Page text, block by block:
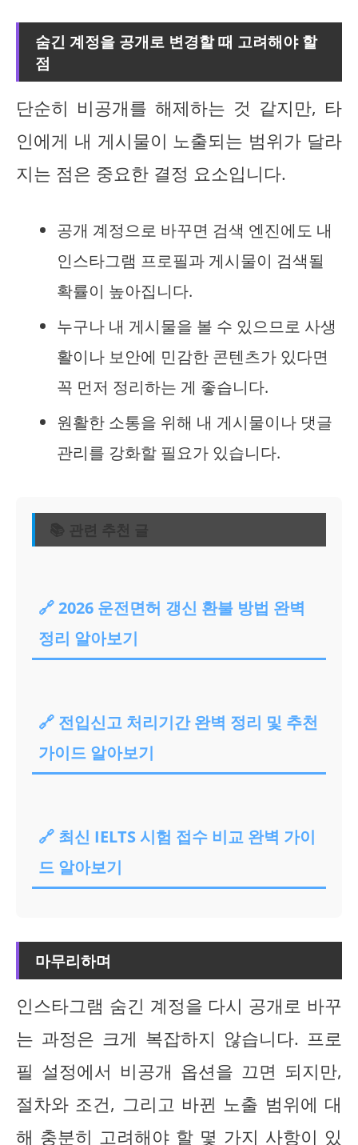
숨긴 계정을 공개로 변경할 때 고려해야 할
점
단순히 비공개를 해제하는 것 같지만, 타
인에게 내 게시물이 노출되는 범위가 달라
지는 점은 중요한 결정 요소입니다.
공개 계정으로 바꾸면 검색 엔진에도 내
인스타그램 프로필과 게시물이 검색될
확률이 높아집니다.
누구나 내 게시물을 볼 수 있으므로 사생
활이나 보안에 민감한 콘텐츠가 있다면
꼭 먼저 정리하는 게 좋습니다.
원활한 소통을 위해 내 게시물이나 댓글
관리를 강화할 필요가 있습니다.
📚 관련 추천 글
🔗 2026 운전면허 갱신 환불 방법 완벽
정리 알아보기
🔗 전입신고 처리기간 완벽 정리 및 추천
가이드 알아보기
🔗 최신 IELTS 시험 접수 비교 완벽 가이
드 알아보기
마무리하며
인스타그램 숨긴 계정을 다시 공개로 바꾸
는 과정은 크게 복잡하지 않습니다. 프로
필 설정에서 비공개 옵션을 끄면 되지만,
절차와 조건, 그리고 바뀐 노출 범위에 대
해 충분히 고려해야 할 몇 가지 사항이 있